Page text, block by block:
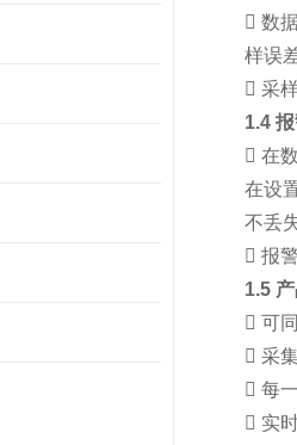
数
样误
 采
1.4
在
在设
不丢
 报
1.5
 可
 采
 每
 实